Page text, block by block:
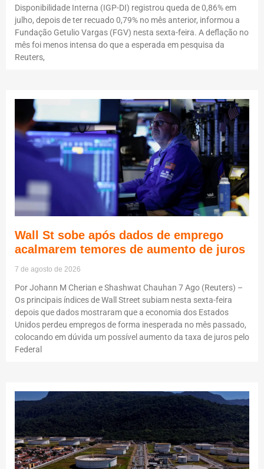
Disponibilidade Interna (IGP-DI) registrou queda de 0,86% em
julho, depois de ter recuado 0,79% no mês anterior, informou a
Fundação Getulio Vargas (FGV) nesta sexta-feira. A deflação no
mês foi menos intensa do que a esperada em pesquisa da
Reuters,
Wall St sobe após dados de emprego
acalmarem temores de aumento de juros
7 de agosto de 2026
Por Johann M Cherian e Shashwat Chauhan 7 Ago (Reuters) –
Os principais índices de Wall Street subiam nesta sexta-feira
depois que dados mostraram que a economia dos Estados
Unidos perdeu empregos de forma inesperada no mês passado,
colocando em dúvida um possível aumento da taxa de juros pelo
Federal